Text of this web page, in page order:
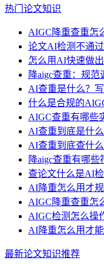
热门论文知识
AIGC降重查重怎
论文AI检测不通过
怎么用AI快速做
降aigc查重：规
AI查重是什么？
什么是合规的
AIGC查重有哪些
AI查重到底是什
AI查重到底查什
降aigc查重有哪些
查论文什么是AI
AI降重怎么用才
AIGC降重查重怎
AIGC检测怎么操
AI降重怎么用才
最新论文知识推荐